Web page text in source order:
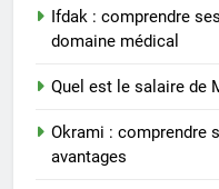
Ifdak : comprendre
domaine médical
Quel est le salaire de
Okrami : comprendre
avantages